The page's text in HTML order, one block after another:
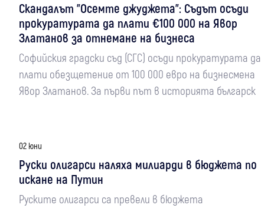
Скандалът "Осемте джуджета": Съдът осъди
прокуратурата да плати €100 000 на Явор
Златанов за отнемане на бизнеса
Софийския градски съд (СГС) осъди прокуратурата да
плати обезщетение от 100 000 евро на бизнесмена
Явор Златанов. За първи път в историята българск
02 юни
Руски олигарси наляха милиарди в бюджета по
искане на Путин
Руските олигарси са превели в бюджета